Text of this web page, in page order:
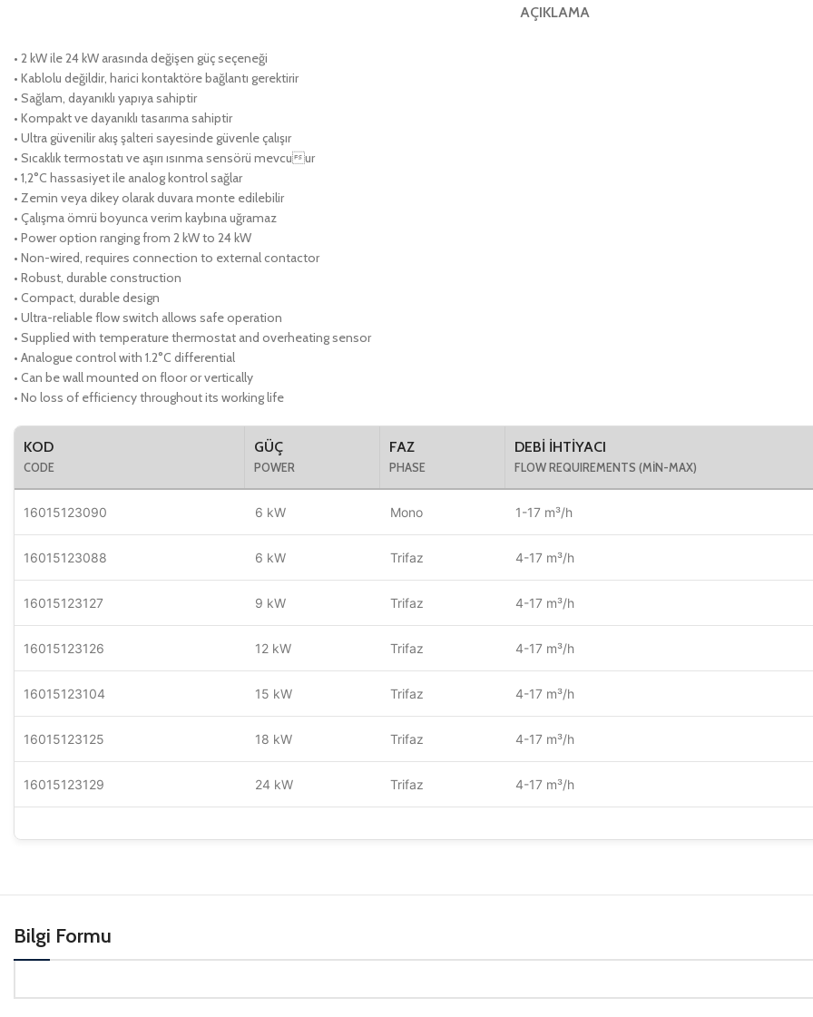
AÇIKLAMA
• 2 kW ile 24 kW arasında değişen güç seçeneği
• Kablolu değildir, harici kontaktöre bağlantı gerektirir
• Sağlam, dayanıklı yapıya sahiptir
• Kompakt ve dayanıklı tasarıma sahiptir
• Ultra güvenilir akış şalteri sayesinde güvenle çalışır
• Sıcaklık termostatı ve aşırı ısınma sensörü mevcuur
• 1,2°C hassasiyet ile analog kontrol sağlar
• Zemin veya dikey olarak duvara monte edilebilir
• Çalışma ömrü boyunca verim kaybına uğramaz
• Power option ranging from 2 kW to 24 kW
• Non-wired, requires connection to external contactor
• Robust, durable construction
• Compact, durable design
• Ultra-reliable flow switch allows safe operation
• Supplied with temperature thermostat and overheating sensor
• Analogue control with 1.2°C differential
• Can be wall mounted on floor or vertically
• No loss of efficiency throughout its working life
KOD
CODE
GÜÇ
POWER
FAZ
PHASE
DEBİ İHTİYACI
FLOW REQUIREMENTS (MIN-MAX)
16015123090 6 kW Mono 1-17 m³/h
16015123088 6 kW Trifaz 4-17 m³/h
16015123127 9 kW Trifaz 4-17 m³/h
16015123126 12 kW Trifaz 4-17 m³/h
16015123104 15 kW Trifaz 4-17 m³/h
16015123125 18 kW Trifaz 4-17 m³/h
16015123129 24 kW Trifaz 4-17 m³/h
Bilgi Formu